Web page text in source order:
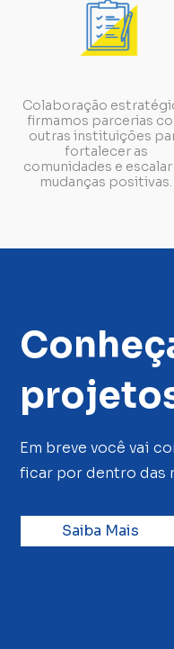
Colaboração
firmamos parcerias
outras instituições
fortalecer as
comunidades e escalar
mudanças positivas.
Em breve você vai
ficar por dentro das
Saiba Mais